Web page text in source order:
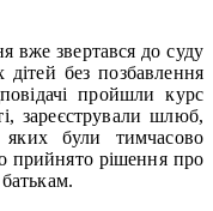
вже звертався до суду
дітей без позбавлення
пройшли курс
зареєстрували шлюб,
яких були тимчасово
прийнято рішення про